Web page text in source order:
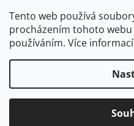
Tento web používá
procházením tohoto
používáním. Více informací
Doprava
250,- Kč. (bez
Formulář pro odstoupení
Odkazy
Copyright 2026agips.cz
Upravit